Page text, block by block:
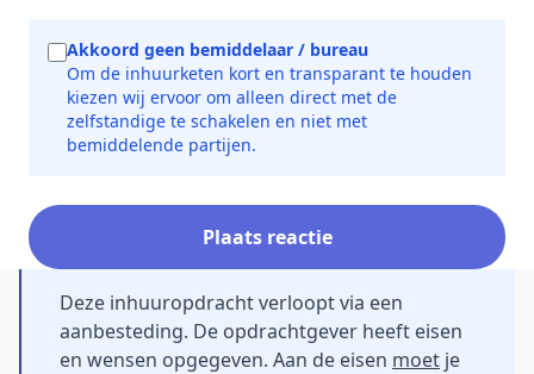
Akkoord geen bemiddelaar / bureau
Om de inhuurketen kort en transparant te houden
kiezen wij ervoor om alleen direct met de
zelfstandige te schakelen en niet met
bemiddelende partijen.
Plaats reactie
Deze inhuuropdracht verloopt via een
aanbesteding. De opdrachtgever heeft eisen
en wensen opgegeven. Aan de eisen moet je